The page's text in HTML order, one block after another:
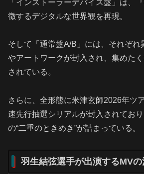
「インストーラーデバイス盤」は、
徴するデジタルな世界観を再現。
そして「通常盤A/B」には、それぞれ
やアートワークが封入され、集めた
されている。
さらに、全形態に米津玄師2026年ツ
速先行抽選シリアルが封入されてお
の“二重のときめき”が詰まっている。
羽生結弦選手が出演するMV